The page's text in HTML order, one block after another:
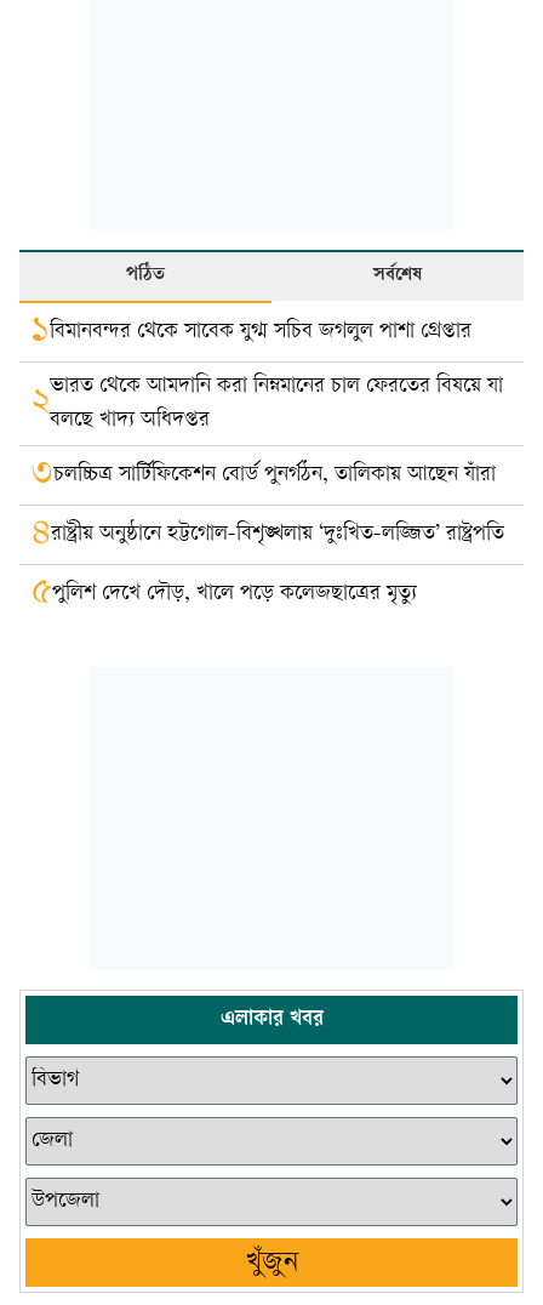
পঠিত সর্বশেষ
১বিমানবন্দর থেকে সাবেক যুগ্ম সচিব জগলুল পাশা গ্রেপ্তার
২ভারত থেকে আমদানি করা নিম্নমানের চাল ফেরতের বিষয়ে যা
বলছে খাদ্য অধিদপ্তর
৩চলচ্চিত্র সার্টিফিকেশন বোর্ড পুনর্গঠন, তালিকায় আছেন যাঁরা
৪রাষ্ট্রীয় অনুষ্ঠানে হট্টগোল-বিশৃঙ্খলায় ‘দুঃখিত-লজ্জিত’ রাষ্ট্রপতি
৫পুলিশ দেখে দৌড়, খালে পড়ে কলেজছাত্রের মৃত্যু
এলাকার খবর
খুঁজুন